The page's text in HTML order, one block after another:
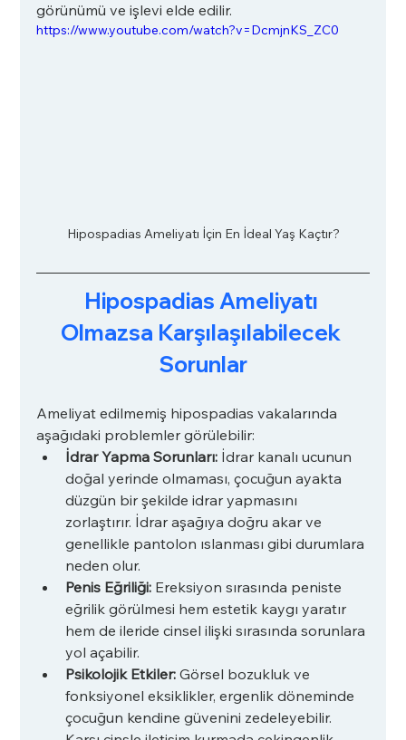
görünümü ve işlevi elde edilir.
https://www.youtube.com/watch?v=DcmjnKS_ZC0
Hipospadias Ameliyatı İçin En İdeal Yaş Kaçtır?
Hipospadias Ameliyatı
Olmazsa Karşılaşılabilecek
Sorunlar
Ameliyat edilmemiş hipospadias vakalarında
aşağıdaki problemler görülebilir:
İdrar Yapma Sorunları: İdrar kanalı ucunun
doğal yerinde olmaması, çocuğun ayakta
düzgün bir şekilde idrar yapmasını
zorlaştırır. İdrar aşağıya doğru akar ve
genellikle pantolon ıslanması gibi durumlara
neden olur.
Penis Eğriliği: Ereksiyon sırasında peniste
eğrilik görülmesi hem estetik kaygı yaratır
hem de ileride cinsel ilişki sırasında sorunlara
yol açabilir.
Psikolojik Etkiler: Görsel bozukluk ve
fonksiyonel eksiklikler, ergenlik döneminde
çocuğun kendine güvenini zedeleyebilir.